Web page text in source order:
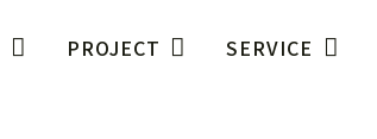
PROJECT SERVICE